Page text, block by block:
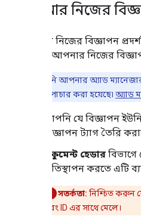
আপনার নিজের
আপনার নিজের বিজ্ঞাপন
তারপর আপনার নিজের
আপনি আপনার অ্যাড
"প্রস্তুত" স্থিতিতে পাচার করা হয়েছে৷ অ্যাড
আপনি যে বিজ্ঞাপন
বিজ্ঞাপন ট্যাগ তৈরি
ডকুমেন্ট হেডার
প্রতিস্থাপন করতে এটি
সতর্কতা: নিশ্চিত করুন
এবং ID এর সাথে মেলে।